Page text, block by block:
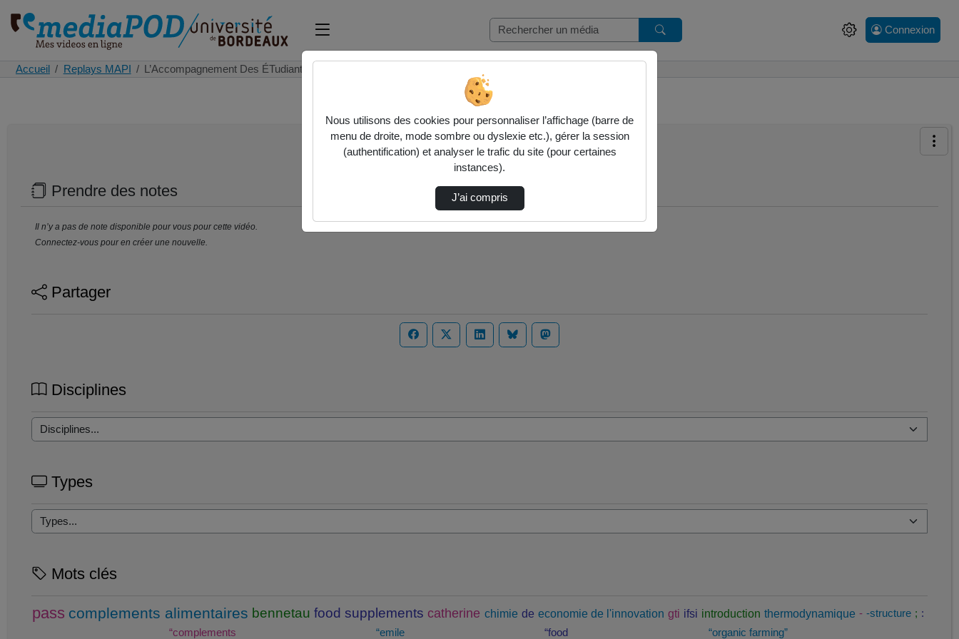
Connexion
Accueil Replays MAPI L’Accompagnement Des ÉTudiants À La Construc…
Prendre des notes
Il n’y a pas de note disponible pour vous pour cette vidéo.
Connectez-vous pour en créer une nouvelle.
Partager
Disciplines
Types
Mots clés
pass complements alimentaires bennetau food supplements catherine chimie de economie de l'innovation gti ifsi introduction thermodynamique - -structure ; :
“complements
“emile “food “organic farming”
Nous utilisons des cookies pour personnaliser l’affichage (barre de
menu de droite, mode sombre ou dyslexie etc.), gérer la session
(authentification) et analyser le trafic du site (pour certaines
instances).
J’ai compris